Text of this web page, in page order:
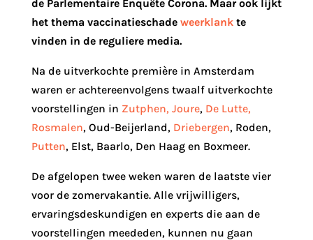
de Parlementaire Enquête Corona. Maar ook lijkt
het thema vaccinatieschade weerklankte
vinden in de reguliere media.
Na de uitverkochte première in Amsterdam
waren er achtereenvolgens twaalf uitverkochte
voorstellingen in Zutphen, Joure, De Lutte,
Rosmalen, Oud-Beijerland, Driebergen, Roden,
Putten, Elst, Baarlo, Den Haag en Boxmeer.
De afgelopen twee weken waren de laatste vier
voor de zomervakantie. Alle vrijwilligers,
ervaringsdeskundigen en experts die aan de
voorstellingen meededen, kunnen nu gaan